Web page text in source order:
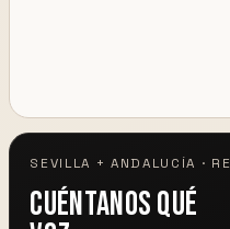
SEVILLA + ANDALUCÍA ·
Cuéntanos qué